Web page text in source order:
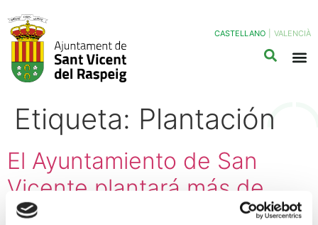
CASTELLANO VALENCIÀ
Etiqueta: Plantación
El Ayuntamiento de San
Vicente plantará más de
450 árboles en espacios